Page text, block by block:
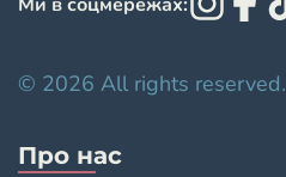
© 2026 All rights reserved.
Про нас